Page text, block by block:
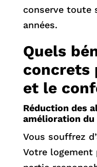
conserve toute
années.
Quels
concrets
et le
Réduction des
amélioration
Vous souffrez
Votre logement